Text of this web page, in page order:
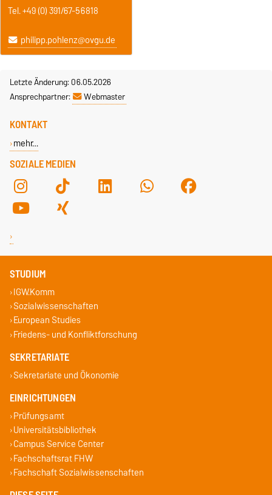
Tel. +49 (0) 391/67-56818
philipp.pohlenz@ovgu.de
Letzte Änderung: 06.05.2026
Ansprechpartner:
Webmaster
SOZIALE MEDIEN
KONTAKT
mehr…
STUDIUM
IGW.Komm
Sozialwissenschaften
European Studies
Friedens- und Konfliktforschung
SEKRETARIATE
Sekretariate und Ökonomie
EINRICHTUNGEN
Prüfungsamt
Universitätsbibliothek
Campus Service Center
Fachschaftsrat FHW
Fachschaft Sozialwissenschaften